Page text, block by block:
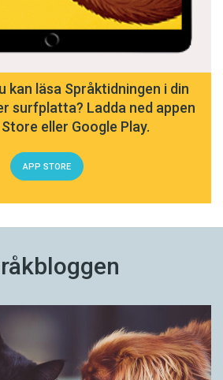
kan läsa Språktidningen i din
surfplatta? Ladda ned appen
eller Google Play.
APP STORE